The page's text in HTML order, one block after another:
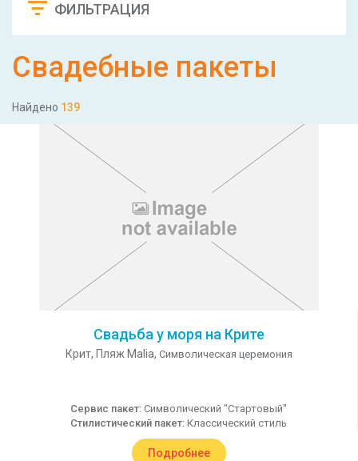
ФИЛЬТРАЦИЯ
Свадебные пакеты
Найдено 139
Свадьба у моря на Крите
Крит, Пляж Malia, Символическая церемония
Сервис пакет: Символический "Стартовый"
Стилистический пакет: Классический стиль
Подробнее